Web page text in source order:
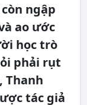
ngập
ao ước
học trò
phải rụt
Thanh
tác giả